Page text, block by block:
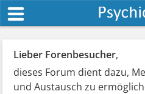
Lieber Forenbesucher,
dieses Forum dient dazu,
und Austausch zu